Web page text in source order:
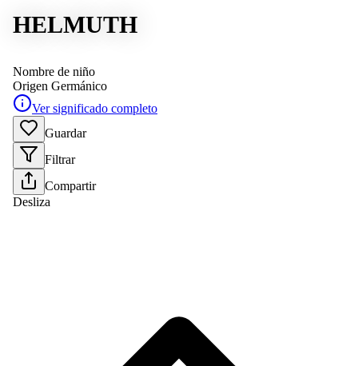
HELMUTH
Nombre de niño
Origen Germánico
Ver significado completo
Guardar
Filtrar
Compartir
Desliza